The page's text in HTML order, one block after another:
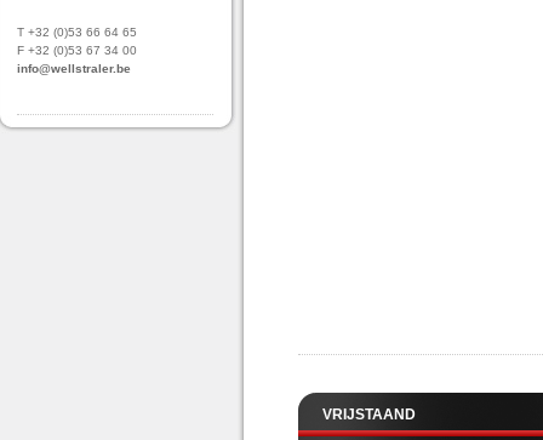
T +32 (0)53 66 64 65
F +32 (0)53 67 34 00
info@wellstraler.be
VRIJSTAAND